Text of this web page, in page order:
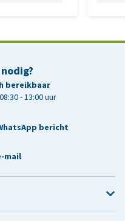
bereikbaar
- 13:00 uur
bericht
mail